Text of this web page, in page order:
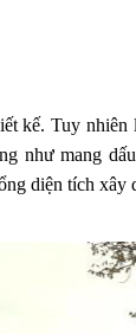
kế. Tuy
như mang
diện tích xây